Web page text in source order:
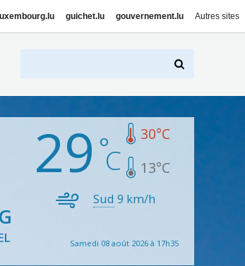
luxembourg.lu guichet.lu gouvernement.lu Autres sites
29 30°C
13°C
Sud 9 km/h
Samedi 08 août 2026 à 17h35